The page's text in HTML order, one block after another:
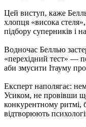
Цей виступ, каже
хлопця «висока
підбору суперників і
Водночас Беллью
«перехідний тест» —
аби змусити Ітауму
Експерт наполягає:
Усиком, не провівши
конкурентному ритмі,
відтворюють